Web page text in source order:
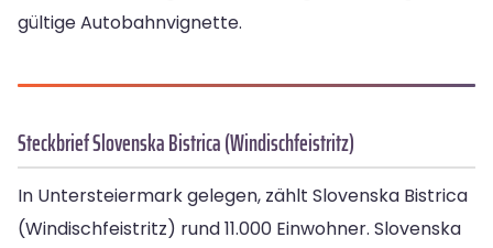
gültige Autobahnvignette.
Steckbrief Slovenska Bistrica (Windischfeistritz)
In Untersteiermark gelegen, zählt Slovenska Bistrica
(Windischfeistritz) rund 11.000 Einwohner. Slovenska